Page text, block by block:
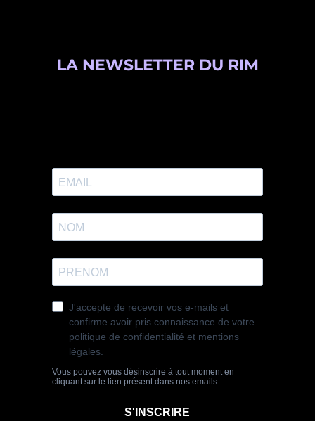
LA NEWSLETTER DU RIM